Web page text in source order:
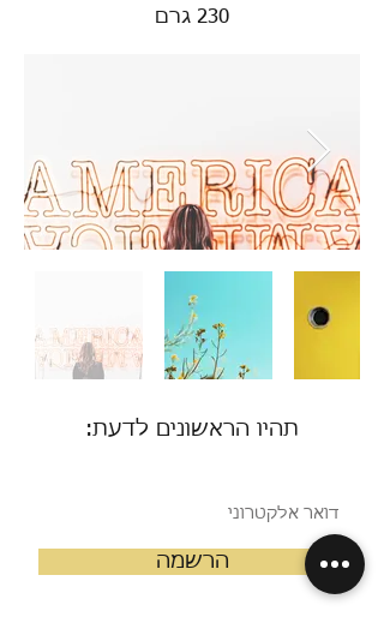
230 גרם
תהיו הראשונים לדעת:
הרשמה